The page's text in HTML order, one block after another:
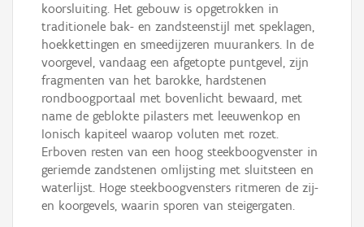
koorsluiting. Het gebouw is opgetrokken in
traditionele bak- en zandsteenstijl met speklagen,
hoekkettingen en smeedijzeren muurankers. In de
voorgevel, vandaag een afgetopte puntgevel, zijn
fragmenten van het barokke, hardstenen
rondboogportaal met bovenlicht bewaard, met
name de geblokte pilasters met leeuwenkop en
Ionisch kapiteel waarop voluten met rozet.
Erboven resten van een hoog steekboogvenster in
geriemde zandstenen omlijsting met sluitsteen en
waterlijst. Hoge steekboogvensters ritmeren de zij-
en koorgevels, waarin sporen van steigergaten.